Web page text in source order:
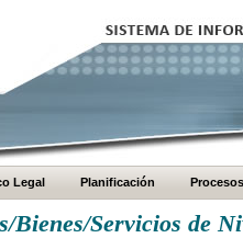
Legal Planificación Procesos
Bienes/Servicios de